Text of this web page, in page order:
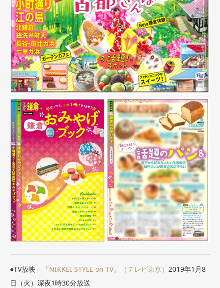
●TV放映 『NIKKEI STYLE on TV』（テレビ東京） 2019年1月8
日（火）深夜1時30分放送